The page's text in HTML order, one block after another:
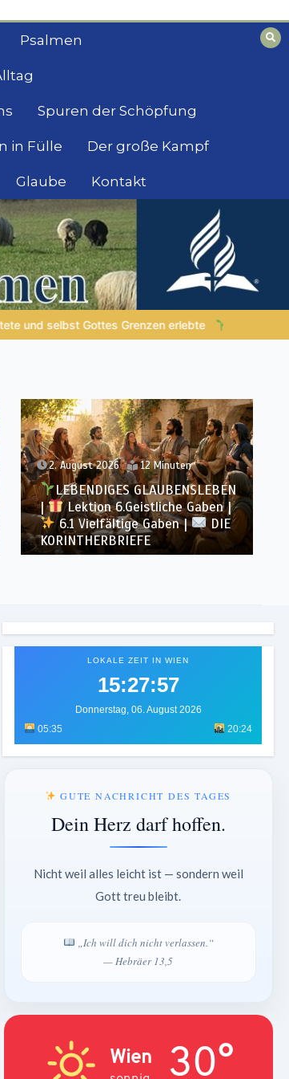
Psalmen
Spuren der Schöpfung
in Fülle Der große Kampf
Glaube Kontakt
GLAUBENSLEBEN | Lektion 6.Geistliche Gaben |
31. Juli 2026 16 Minuten
LEBENDIGES GLAUBENSLEBEN
|
Lektion 5.Gott alle Ehre |
5.6 Zusammenfassung |
DIE
KORINTHERBRIEFE
LOKALE ZEIT IN WIEN
15:27:59
Donnerstag, 06. August 2026
05:35
20:24
GUTE NACHRICHT DES TAGES
Dein Herz darf hoffen.
Nicht weil alles leicht ist — sondern weil
Gott treu bleibt.
„Ich will dich nicht verlassen.“
— Hebräer 13,5
Wien 30°